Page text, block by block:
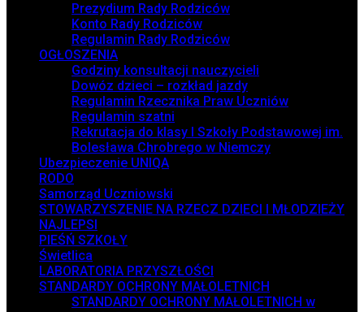
Prezydium Rady Rodziców
Konto Rady Rodziców
Regulamin Rady Rodziców
OGŁOSZENIA
Godziny konsultacji nauczycieli
Dowóz dzieci – rozkład jazdy
Regulamin Rzecznika Praw Uczniów
Regulamin szatni
Rekrutacja do klasy I Szkoły Podstawowej im.
Bolesława Chrobrego w Niemczy
Ubezpieczenie UNIQA
RODO
Samorząd Uczniowski
STOWARZYSZENIE NA RZECZ DZIECI I MŁODZIEŻY
NAJLEPSI
PIEŚŃ SZKOŁY
Świetlica
LABORATORIA PRZYSZŁOŚCI
STANDARDY OCHRONY MAŁOLETNICH
STANDARDY OCHRONY MAŁOLETNICH w